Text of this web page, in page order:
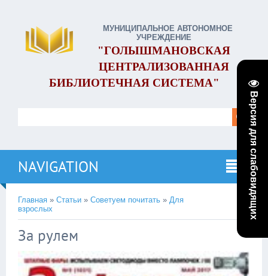
Версия для слабовидящих
МУНИЦИПАЛЬНОЕ АВТОНОМНОЕ
УЧРЕЖДЕНИЕ
"ГОЛЫШМАНОВСКАЯ
ЦЕНТРАЛИЗОВАННАЯ
БИБЛИОТЕЧНАЯ СИСТЕМА"
NAVIGATION
Главная » Статьи » Советуем почитать » Для
взрослых
За рулем